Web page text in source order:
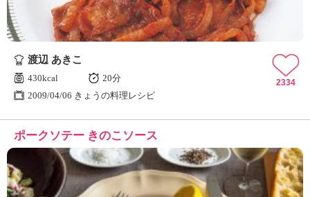
渡辺 あきこ
430kcal
20分
2009/04/06 きょうの料理レシピ
2334
ポークソテー きのこソース